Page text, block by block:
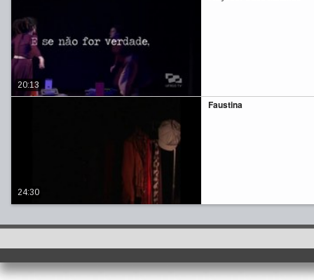
20:13
Faustina
24:30